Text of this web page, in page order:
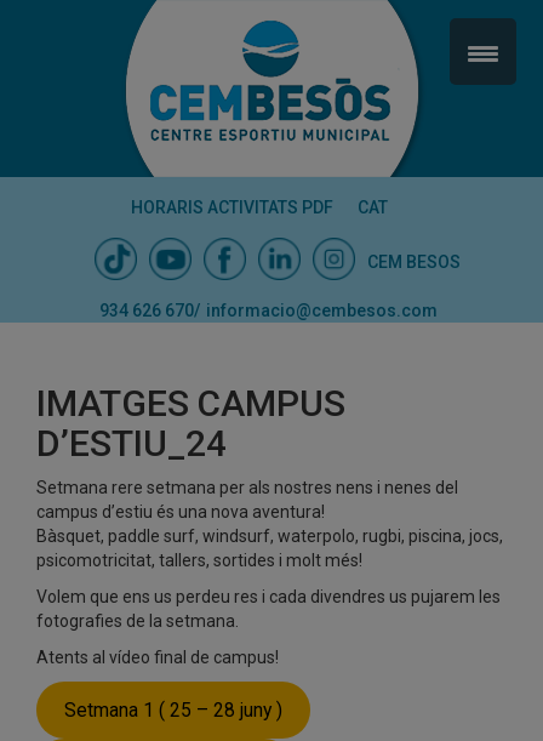
HORARIS ACTIVITATS PDF CAT
CEM BESOS
934 626 670/ informacio@cembesos.com
IMATGES CAMPUS
D’ESTIU_24
Setmana rere setmana per als nostres nens i nenes del
campus d’estiu és una nova aventura!
Bàsquet, paddle surf, windsurf, waterpolo, rugbi, piscina, jocs,
psicomotricitat, tallers, sortides i molt més!
Volem que ens us perdeu res i cada divendres us pujarem les
fotografies de la setmana.
Atents al vídeo final de campus!
Setmana 1 ( 25 – 28 juny )